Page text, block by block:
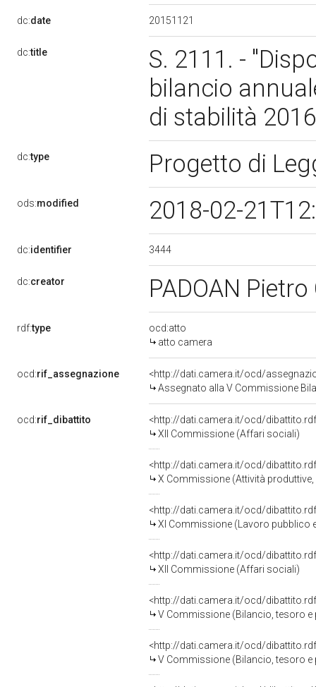
dc:date 20151121
dc:title
S. 2111. -
bilancio
di stabilità
dc:type Progetto di
ods:modified 2018-02-
dc:identifier 3444
dc:creator PADOAN
rdf:type
ocd:atto
atto camera
ocd:rif_assegnazione
<http://dati.camera.it/ocd/
Assegnato alla V Commissione
ocd:rif_dibattito
<http://dati.camera.it/ocd/
XII Commissione (Affari sociali)
<http://dati.camera.it/ocd/
X Commissione (Attività
<http://dati.camera.it/ocd/
XI Commissione (Lavoro pubblico
<http://dati.camera.it/ocd/
XII Commissione (Affari sociali)
<http://dati.camera.it/ocd/
V Commissione (Bilancio, tesoro
<http://dati.camera.it/ocd/
V Commissione (Bilancio, tesoro